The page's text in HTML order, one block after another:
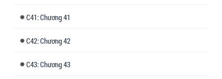
41: Chương 41
42: Chương 42
43: Chương 43